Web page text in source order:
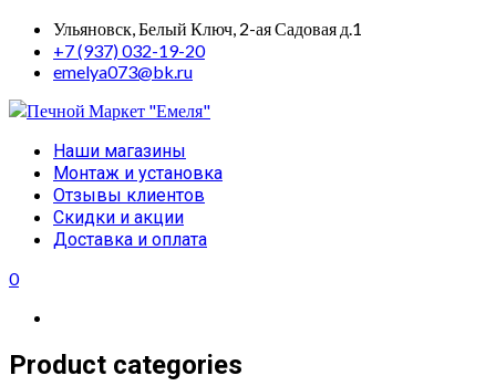
Skip
content
Ульяновск, Белый Ключ, 2-ая Садовая д.1
+7 (937) 032-19-20
emelya073@bk.ru
Primary
Menu
Наши магазины
Монтаж и установка
Отзывы клиентов
Скидки и акции
Доставка и оплата
0
Product categories